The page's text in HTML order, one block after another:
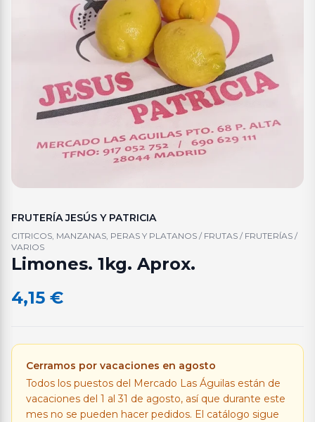
FRUTERÍA JESÚS Y PATRICIA
CITRICOS, MANZANAS, PERAS Y PLATANOS / FRUTAS / FRUTERÍAS /
VARIOS
Limones. 1kg. Aprox.
4,15 €
Cerramos por vacaciones en agosto
Todos los puestos del Mercado Las Águilas están de
vacaciones del 1 al 31 de agosto, así que durante este
mes no se pueden hacer pedidos. El catálogo sigue